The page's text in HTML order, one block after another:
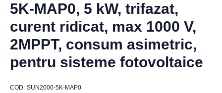
5K-MAP0, 5 kW, trifazat,
curent ridicat, max 1000 V,
2MPPT, consum asimetric,
pentru sisteme fotovoltaice
COD SUN2000-5K-MAP0